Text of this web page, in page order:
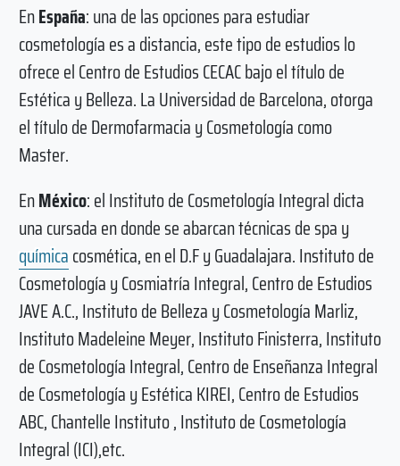
EnEspaña: una de las opciones para estudiar
cosmetología es a distancia, este tipo de estudios lo
ofrece el Centro de Estudios CECAC bajo el título de
Estética y Belleza. La Universidad de Barcelona, otorga
el título de Dermofarmacia y Cosmetología como
Master.
EnMéxico: el Instituto de Cosmetología Integral dicta
una cursada en donde se abarcan técnicas de spa y
químicacosmética, en el D.F y Guadalajara. Instituto de
Cosmetología y Cosmiatría Integral, Centro de Estudios
JAVE A.C., Instituto de Belleza y Cosmetología Marliz,
Instituto Madeleine Meyer, Instituto Finisterra, Instituto
de Cosmetología Integral, Centro de Enseñanza Integral
de Cosmetología y Estética KIREI, Centro de Estudios
ABC, Chantelle Instituto , Instituto de Cosmetología
Integral (ICI),etc.